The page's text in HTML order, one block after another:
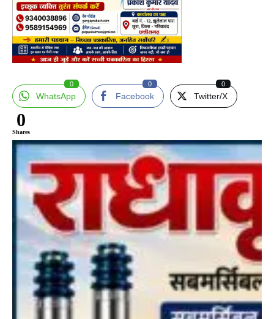
WhatsApp
0
Facebook
0
Twitter/X
0
0
Shares